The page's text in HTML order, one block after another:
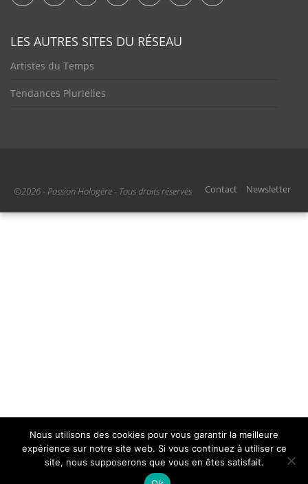
LES AUTRES SITES DU RÉSEAU
Artistes du Temps
Tendances Plurielles
©2026 - Passion Hologère - Tous droits réservés Contact Newsletter
Nous utilisons des cookies pour vous garantir la meilleure
expérience sur notre site web. Si vous continuez à utiliser ce
site, nous supposerons que vous en êtes satisfait.